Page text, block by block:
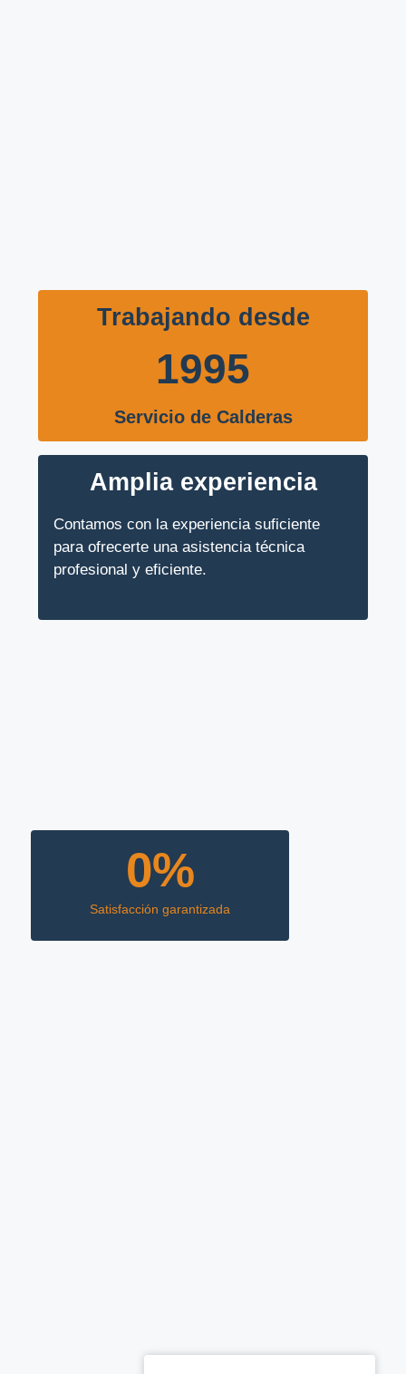
Trabajando desde
1995
Servicio de Calderas
Amplia experiencia
Contamos con la experiencia suficiente
para ofrecerte una asistencia técnica
profesional y eficiente.
Satisfacción garantizada
0%